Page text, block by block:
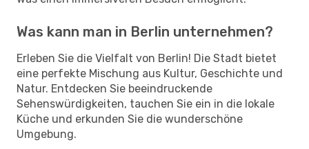
Was kann man in Berlin unternehmen?
Erleben Sie die Vielfalt von Berlin! Die Stadt bietet
eine perfekte Mischung aus Kultur, Geschichte und
Natur. Entdecken Sie beeindruckende
Sehenswürdigkeiten, tauchen Sie ein in die lokale
Küche und erkunden Sie die wunderschöne
Umgebung.